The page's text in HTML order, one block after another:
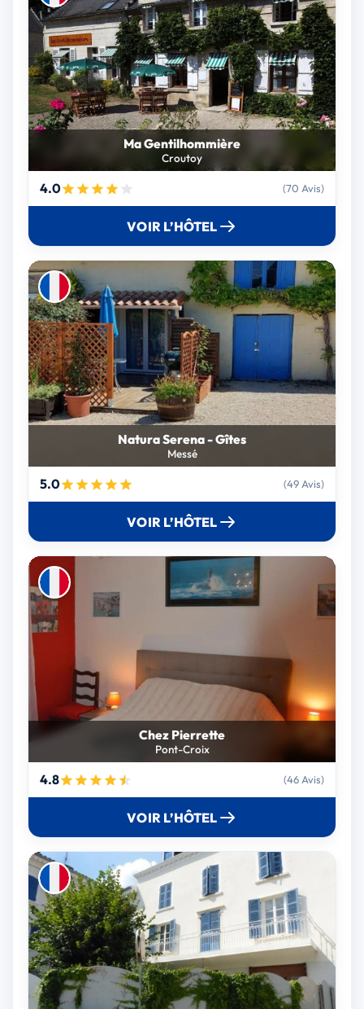
Ma Gentilhommière
Croutoy
4.0 (70 Avis)
VOIR L’HÔTEL
Natura Serena - Gîtes
Messé
5.0 (49 Avis)
VOIR L’HÔTEL
Chez Pierrette
Pont-Croix
4.8 (46 Avis)
VOIR L’HÔTEL